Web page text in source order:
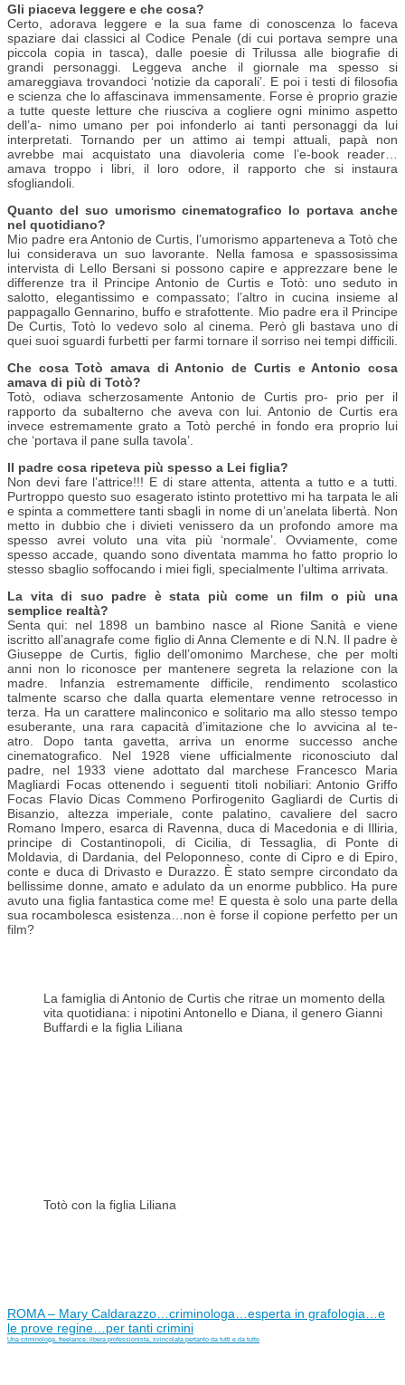
Gli piaceva leggere e che cosa?
Certo, adorava leggere e la sua fame di conoscenza lo faceva
spaziare dai classici al Codice Penale (di cui portava sempre una
piccola copia in tasca), dalle poesie di Trilussa alle biografie di
grandi personaggi. Leggeva anche il giornale ma spesso si
amareggiava trovandoci ‘notizie da caporali’. E poi i testi di filosofia
e scienza che lo affascinava immensamente. Forse è proprio grazie
a tutte queste letture che riusciva a cogliere ogni minimo aspetto
dell’a- nimo umano per poi infonderlo ai tanti personaggi da lui
interpretati. Tornando per un attimo ai tempi attuali, papà non
avrebbe mai acquistato una diavoleria come l’e-book reader…
amava troppo i libri, il loro odore, il rapporto che si instaura
sfogliandoli.
Quanto del suo umorismo cinematografico lo portava anche
nel quotidiano?
Mio padre era Antonio de Curtis, l’umorismo apparteneva a Totò che
lui considerava un suo lavorante. Nella famosa e spassosissima
intervista di Lello Bersani si possono capire e apprezzare bene le
differenze tra il Principe Antonio de Curtis e Totò: uno seduto in
salotto, elegantissimo e compassato; l’altro in cucina insieme al
pappagallo Gennarino, buffo e strafottente. Mio padre era il Principe
De Curtis, Totò lo vedevo solo al cinema. Però gli bastava uno di
quei suoi sguardi furbetti per farmi tornare il sorriso nei tempi difficili.
Che cosa Totò amava di Antonio de Curtis e Antonio cosa
amava di più di Totò?
Totò, odiava scherzosamente Antonio de Curtis pro- prio per il
rapporto da subalterno che aveva con lui. Antonio de Curtis era
invece estremamente grato a Totò perché in fondo era proprio lui
che ‘portava il pane sulla tavola’.
Il padre cosa ripeteva più spesso a Lei figlia?
Non devi fare l’attrice!!! E di stare attenta, attenta a tutto e a tutti.
Purtroppo questo suo esagerato istinto protettivo mi ha tarpata le ali
e spinta a commettere tanti sbagli in nome di un’anelata libertà. Non
metto in dubbio che i divieti venissero da un profondo amore ma
spesso avrei voluto una vita più ‘normale’. Ovviamente, come
spesso accade, quando sono diventata mamma ho fatto proprio lo
stesso sbaglio soffocando i miei figli, specialmente l’ultima arrivata.
La vita di suo padre è stata più come un film o più una
semplice realtà?
Senta qui: nel 1898 un bambino nasce al Rione Sanità e viene
iscritto all’anagrafe come figlio di Anna Clemente e di N.N. Il padre è
Giuseppe de Curtis, figlio dell’omonimo Marchese, che per molti
anni non lo riconosce per mantenere segreta la relazione con la
madre. Infanzia estremamente difficile, rendimento scolastico
talmente scarso che dalla quarta elementare venne retrocesso in
terza. Ha un carattere malinconico e solitario ma allo stesso tempo
esuberante, una rara capacità d’imitazione che lo avvicina al te-
atro. Dopo tanta gavetta, arriva un enorme successo anche
cinematografico. Nel 1928 viene ufficialmente riconosciuto dal
padre, nel 1933 viene adottato dal marchese Francesco Maria
Magliardi Focas ottenendo i seguenti titoli nobiliari: Antonio Griffo
Focas Flavio Dicas Commeno Porfirogenito Gagliardi de Curtis di
Bisanzio, altezza imperiale, conte palatino, cavaliere del sacro
Romano Impero, esarca di Ravenna, duca di Macedonia e di Illiria,
principe di Costantinopoli, di Cicilia, di Tessaglia, di Ponte di
Moldavia, di Dardania, del Peloponneso, conte di Cipro e di Epiro,
conte e duca di Drivasto e Durazzo. È stato sempre circondato da
bellissime donne, amato e adulato da un enorme pubblico. Ha pure
avuto una figlia fantastica come me! E questa è solo una parte della
sua rocambolesca esistenza…non è forse il copione perfetto per un
film?
La famiglia di Antonio de Curtis che ritrae un momento della
vita quotidiana: i nipotini Antonello e Diana, il genero Gianni
Buffardi e la figlia Liliana
Totò con la figlia Liliana
ROMA – Mary Caldarazzo…criminologa…esperta in grafologia…e
le prove regine…per tanti crimini
Una criminologa, freelance, libera professionista, svincolata pertanto da tutti e da tutto